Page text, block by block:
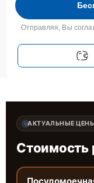
Отправляя, Вы
АКТУАЛЬНЫЕ
Стоимость